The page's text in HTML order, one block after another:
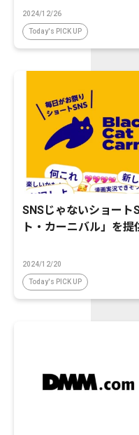
2024/12/26
Today's PICK UP
SNSじゃないショート
ト・カーニバル」を提
2024/12/20
Today's PICK UP